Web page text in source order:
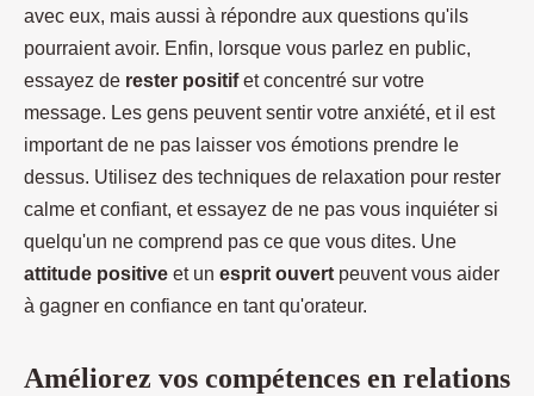
avec eux, mais aussi à répondre aux questions qu'ils
pourraient avoir. Enfin, lorsque vous parlez en public,
essayez de rester positifet concentré sur votre
message. Les gens peuvent sentir votre anxiété, et il est
important de ne pas laisser vos émotions prendre le
dessus. Utilisez des techniques de relaxation pour rester
calme et confiant, et essayez de ne pas vous inquiéter si
quelqu'un ne comprend pas ce que vous dites. Une
attitude positive et un esprit ouvert peuvent vous aider
à gagner en confiance en tant qu'orateur.
Améliorez vos compétences en relations